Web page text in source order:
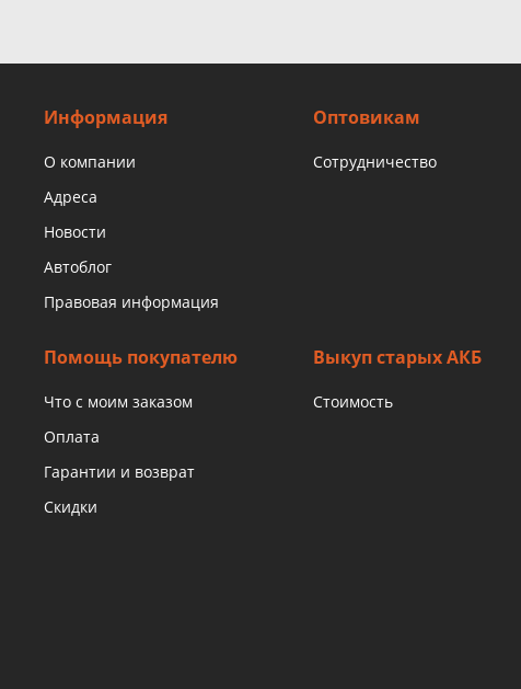
Информация
О компании
Адреса
Новости
Автоблог
Правовая информация
Оптовикам
Сотрудничество
Помощь покупателю
Что с моим заказом
Оплата
Гарантии и возврат
Скидки
Выкуп старых АКБ
Стоимость